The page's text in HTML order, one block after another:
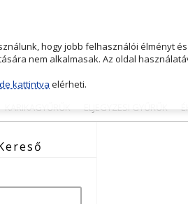
KARIKAGYŰRŰK ELJEGYZESI GYŰRŰK
hogy jobb felhasználói élményt
nem alkalmasak. Az oldal
kattintva elérheti.